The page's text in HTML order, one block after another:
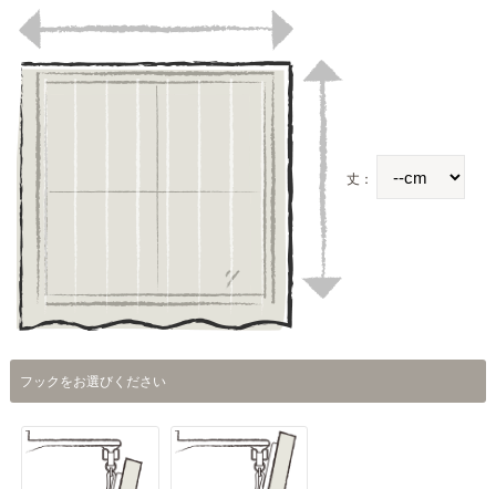
丈：
フックをお選びください